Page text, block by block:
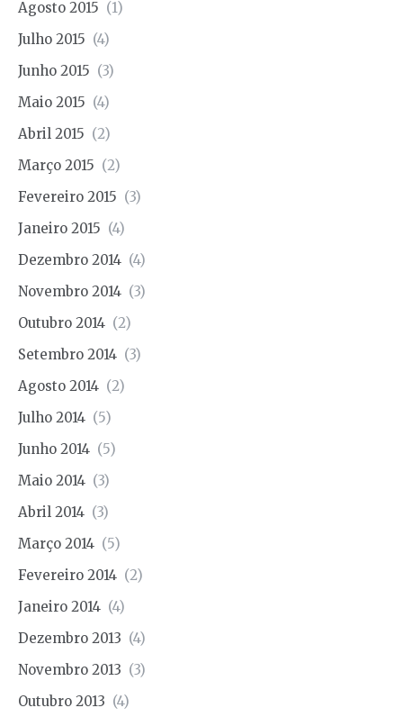
Agosto 2015 (1)
Julho 2015 (4)
Junho 2015 (3)
Maio 2015 (4)
Abril 2015 (2)
Março 2015 (2)
Fevereiro 2015 (3)
Janeiro 2015 (4)
Dezembro 2014 (4)
Novembro 2014 (3)
Outubro 2014 (2)
Setembro 2014 (3)
Agosto 2014 (2)
Julho 2014 (5)
Junho 2014 (5)
Maio 2014 (3)
Abril 2014 (3)
Março 2014 (5)
Fevereiro 2014 (2)
Janeiro 2014 (4)
Dezembro 2013 (4)
Novembro 2013 (3)
Outubro 2013 (4)